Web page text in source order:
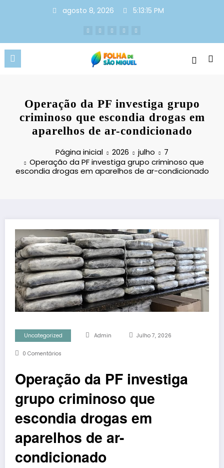
agosto 8, 2026 5:13:16 PM
Operação da PF investiga grupo
criminoso que escondia drogas em
aparelhos de ar-condicionado
Página inicial 2026 julho
7
Operação da PF investiga grupo criminoso que
escondia drogas em aparelhos de ar-condicionado
Uncategorized Admin Julho 7, 2026
0 Comentários
Operação da PF investiga
grupo criminoso que
escondia drogas em
aparelhos de ar-
condicionado